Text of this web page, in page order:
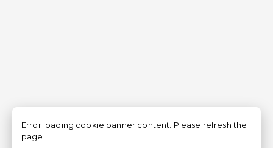
Error loading cookie banner content. Please refresh the
page.